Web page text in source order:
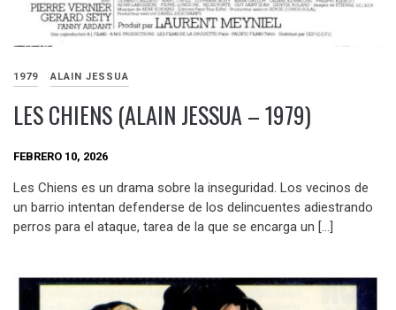
1979 ALAIN JESSUA
LES CHIENS (ALAIN JESSUA – 1979)
FEBRERO 10, 2026
Les Chiens es un drama sobre la inseguridad. Los vecinos de
un barrio intentan defenderse de los delincuentes adiestrando
perros para el ataque, tarea de la que se encarga un […]